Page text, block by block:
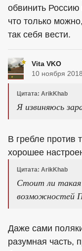
обвинить
что только
так себя вести.
Vita VKO
10 ноября
Цитата: ArikKhab
Я извиняюсь
В гребле против
хорошее
Цитата: ArikKhab
Стоит ли такая
возможностей
Даже сами
разумная часть,